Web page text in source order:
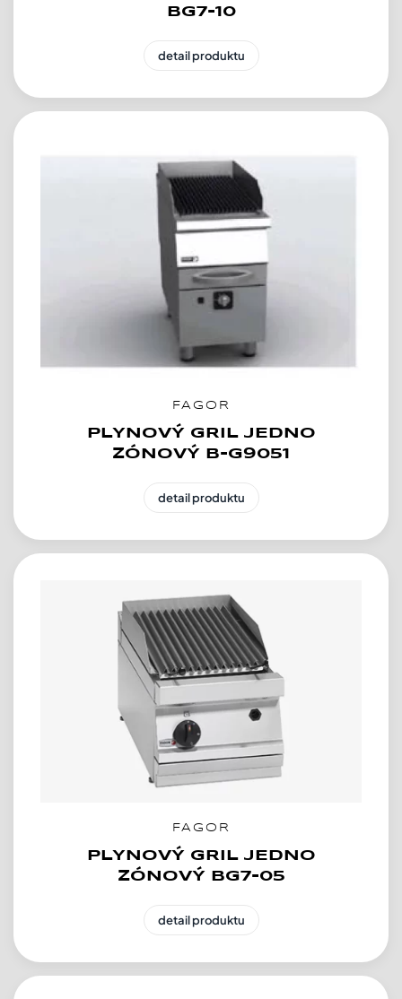
BG7-10
detail produktu
FAGOR
PLYNOVÝ GRIL JEDNO
ZÓNOVÝ B-G9051
detail produktu
FAGOR
PLYNOVÝ GRIL JEDNO
ZÓNOVÝ BG7-05
detail produktu